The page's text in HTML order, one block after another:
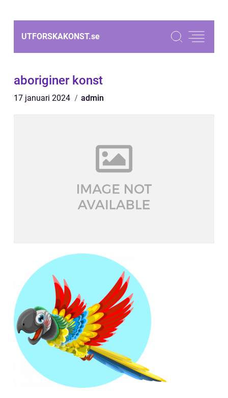
UTFORSKAKONST.se
aboriginer konst
17 januari 2024 admin